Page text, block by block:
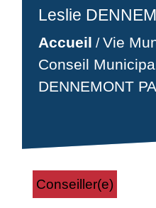
Leslie
Accueil /Vie
Conseil
DENNEMONT
Conseiller(e)